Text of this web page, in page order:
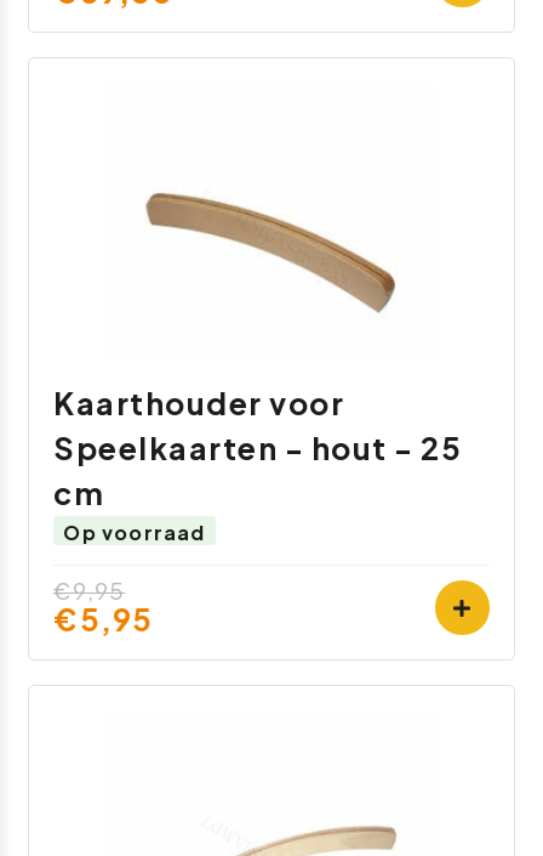
Kaarthouder voor
Speelkaarten - hout - 25
cm
Op voorraad
€9,95
€5,95